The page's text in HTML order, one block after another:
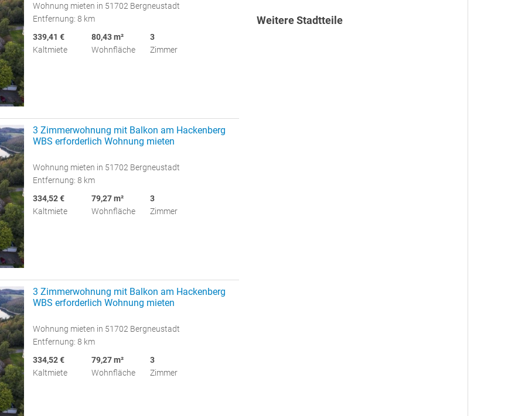
Wohnung mieten in 51702 Bergneustadt
Entfernung: 8 km
339,41 €
Kaltmiete
80,43 m²
Wohnfläche
3
Zimmer
3 Zimmerwohnung mit Balkon am Hackenberg
WBS erforderlich Wohnung mieten
Wohnung mieten in 51702 Bergneustadt
Entfernung: 8 km
334,52 €
Kaltmiete
79,27 m²
Wohnfläche
3
Zimmer
3 Zimmerwohnung mit Balkon am Hackenberg
WBS erforderlich Wohnung mieten
Wohnung mieten in 51702 Bergneustadt
Entfernung: 8 km
334,52 €
Kaltmiete
79,27 m²
Wohnfläche
3
Zimmer
Weitere Stadtteile